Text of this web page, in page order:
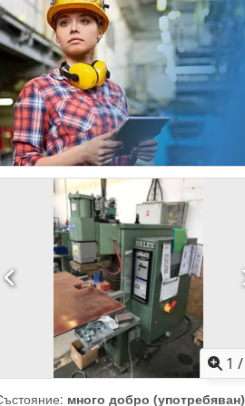
при 10% ПВ: 26 kA, вторичен късо
0423.2-eltros II от LEW Henningsdorf -
продава се както е. и.д.
1 /
много добро (употребяван)